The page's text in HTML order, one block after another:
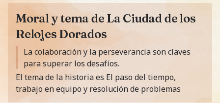
Moral y tema de La Ciudad de los
Relojes Dorados
La moraleja de la historia es
La colaboración y la perseverancia son claves
para superar los desafíos.
El tema de la historia es El paso del tiempo,
trabajo en equipo y resolución de problemas